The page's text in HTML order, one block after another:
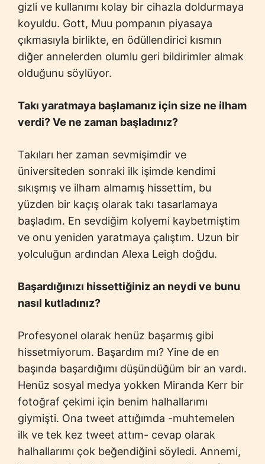
gizli ve kullanımı kolay bir cihazla doldurmaya
koyuldu. Gott, Muu pompanın piyasaya
çıkmasıyla birlikte, en ödüllendirici kısmın
diğer annelerden olumlu geri bildirimler almak
olduğunu söylüyor.
Takı yaratmaya başlamanız için size ne ilham
verdi? Ve ne zaman başladınız?
Takıları her zaman sevmişimdir ve
üniversiteden sonraki ilk işimde kendimi
sıkışmış ve ilham almamış hissettim, bu
yüzden bir kaçış olarak takı tasarlamaya
başladım. En sevdiğim kolyemi kaybetmiştim
ve onu yeniden yaratmaya çalıştım. Uzun bir
yolculuğun ardından Alexa Leigh doğdu.
Başardığınızı hissettiğiniz an neydi ve bunu
nasıl kutladınız?
Profesyonel olarak henüz başarmış gibi
hissetmiyorum. Başardım mı? Yine de en
başında başardığımı düşündüğüm bir an vardı.
Henüz sosyal medya yokken Miranda Kerr bir
fotoğraf çekimi için benim halhallarımı
giymişti. Ona tweet attığımda -muhtemelen
ilk ve tek kez tweet attım- cevap olarak
halhallarımı çok beğendiğini söyledi. Annemi,